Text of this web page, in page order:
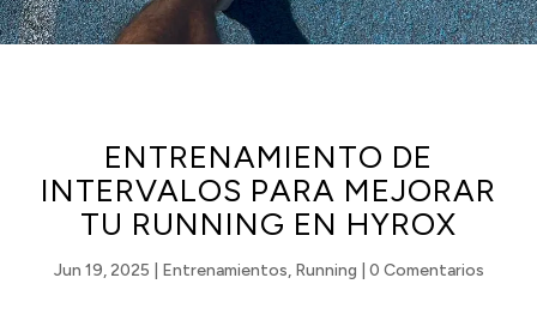
ENTRENAMIENTO DE
INTERVALOS PARA MEJORAR
TU RUNNING EN HYROX
Jun 19, 2025 Entrenamientos, Running 0 Comentarios